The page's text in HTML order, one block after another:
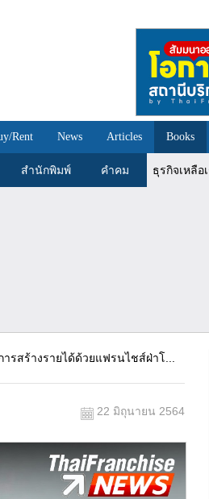
Rent News Articles Books
สำนักพิมพ์ คำคม ธุรกิจเหลือ
รสร้างรายได้ด้วยแฟรนไชส์ฝ่าโ...
22 มิถุนายน 2564